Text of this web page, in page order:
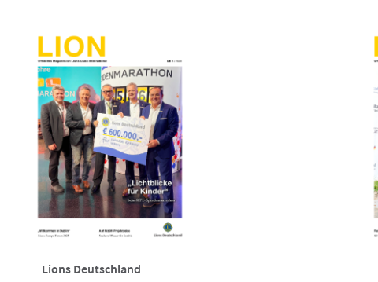
Lions Deutschland